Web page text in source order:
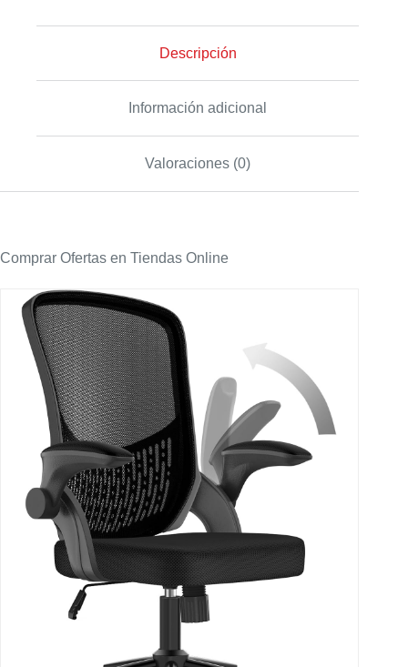
Descripción
Información adicional
Valoraciones (0)
Comprar Ofertas en Tiendas Online